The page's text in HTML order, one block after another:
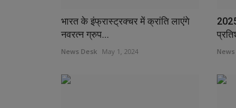
भारत के इंफ्रास्ट्रक्चर में क्रांति लाएंगे
नवरत्न ग्रुप...
News Desk May 1, 2024